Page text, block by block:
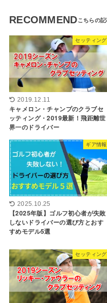
RECOMMEND
セッティング
2019.12.11
キャメロン・チャンプのクラブセ
ッティング・2019最新！飛距離世
界一のドライバー
ギア情報
2025.10.25
【2025年版】ゴルフ初心者が失敗
しないドライバーの選び方とおす
すめモデル5選
セッティング